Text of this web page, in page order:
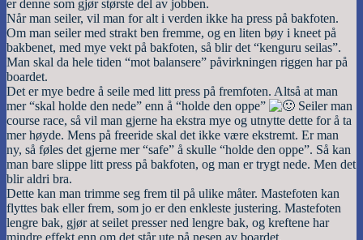
er denne som gjør største del av jobben.
Når man seiler, vil man for alt i verden ikke ha press på bakfoten.
Om man seiler med strakt ben fremme, og en liten bøy i kneet på
bakbenet, med mye vekt på bakfoten, så blir det “kenguru seilas”.
Man skal da hele tiden “mot balansere” påvirkningen riggen har på
boardet.
Det er mye bedre å seile med litt press på fremfoten. Altså at man
mer “skal holde den nede” enn å “holde den oppe”
Seiler man
course race, så vil man gjerne ha ekstra mye og utnytte dette for å ta
mer høyde. Mens på freeride skal det ikke være ekstremt. Er man
ny, så føles det gjerne mer “safe” å skulle “holde den oppe”. Så kan
man bare slippe litt press på bakfoten, og man er trygt nede. Men det
blir aldri bra.
Dette kan man trimme seg frem til på ulike måter. Mastefoten kan
flyttes bak eller frem, som jo er den enkleste justering. Mastefoten
lengre bak, gjør at seilet presser ned lengre bak, og kreftene har